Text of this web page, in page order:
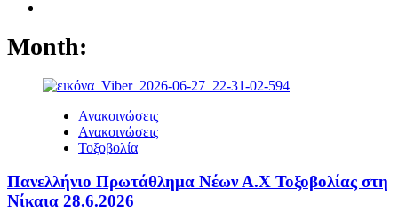
Month:
Ανακοινώσεις
Ανακοινώσεις
Τοξοβολία
Πανελλήνιο Πρωτάθλημα Νέων Α.Χ Τοξοβολίας στη
Νίκαια 28.6.2026